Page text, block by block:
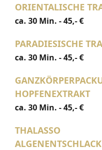
ORIENTALISCHE
ca. 30 Min. - 45,- €
PARADIESISCHE
ca. 30 Min. - 45,- €
HOPFENEXTRAKT
ca. 30 Min. - 45,- €
THALASSO